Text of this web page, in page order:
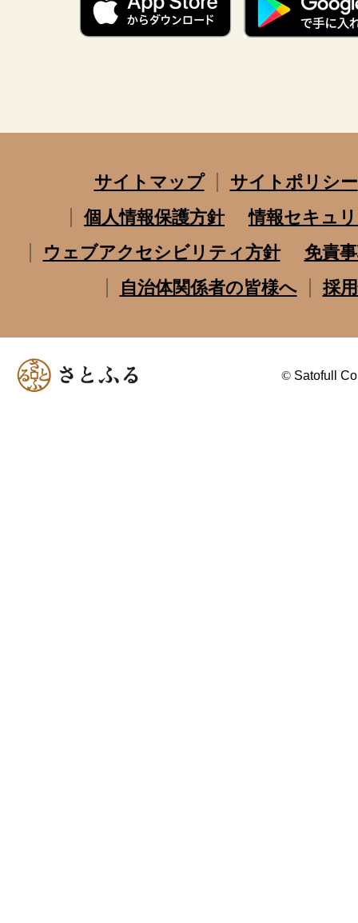
サイトマップ
サイトポリシー
個人情報保護方針
情報セキュ
ウェブアクセシビリティ方針
免責
自治体関係者の皆様へ
採
© Satofull